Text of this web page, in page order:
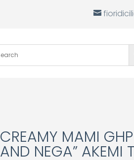
CREAMY MAMI
AND NEGA” AKEMI